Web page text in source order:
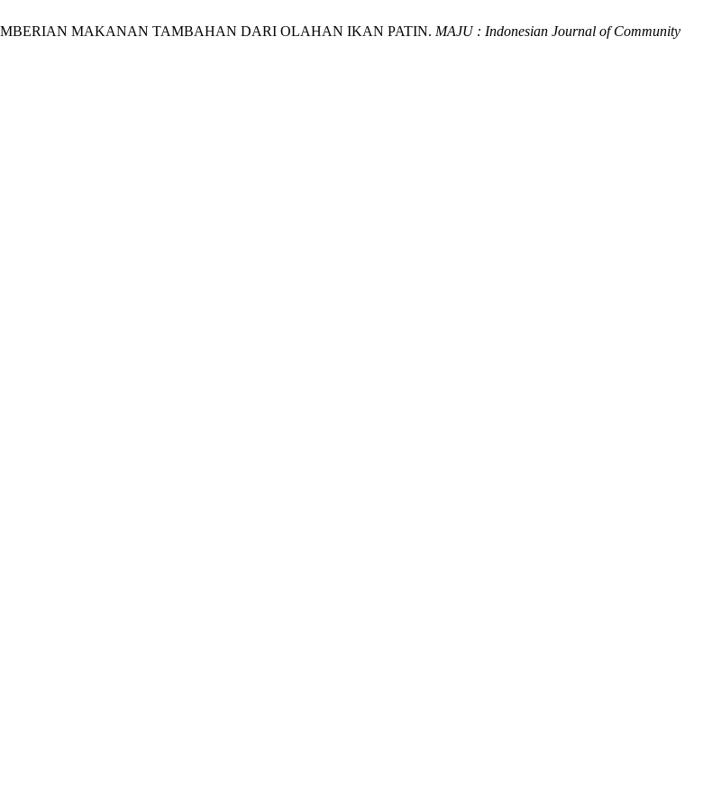
MAKANAN TAMBAHAN DARI OLAHAN IKAN PATIN. MAJU : Indonesian Journal of Community